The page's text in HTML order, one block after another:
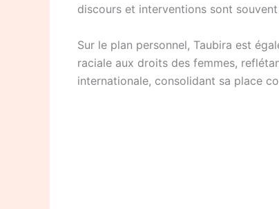
discours et interventions sont
Sur le plan personnel, Taubira est
raciale aux droits des femmes,
internationale, consolidant sa place